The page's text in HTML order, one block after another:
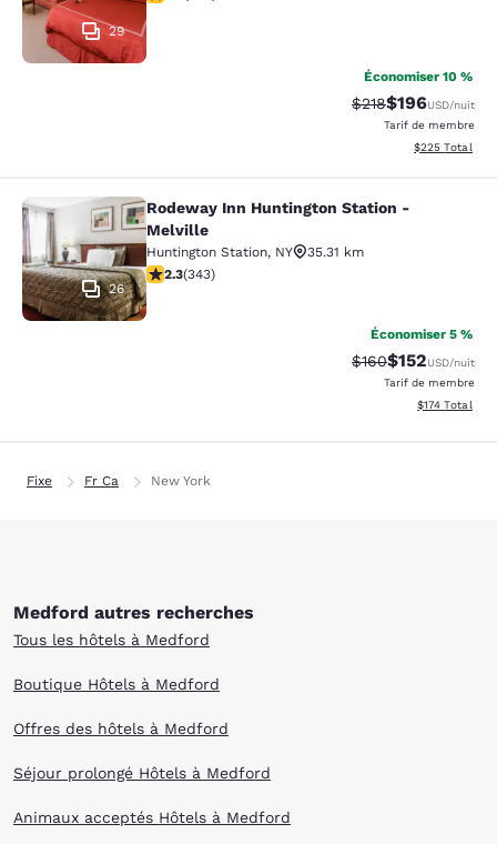
29
Économiser 10 %
Tarif barré :
$218Tarif réduit :
$196USD/nuit
Tarif de membre
Afficher les
$225 Total
Rodeway Inn Huntington Station -
26
Rodeway Inn Huntington Station -
Melville
Huntington Station, NY
35.31 km
2.25 étoiles. Moyen. 343 commentaires
2.3(343)
Économiser 5 %
Tarif barré :
$160Tarif réduit :
$152USD/nuit
Tarif de membre
Afficher les
$174 Total
Fixe Fr Ca New York
Medford autres recherches
Tous les hôtels à Medford
Boutique Hôtels à Medford
Offres des hôtels à Medford
Séjour prolongé Hôtels à Medford
Animaux acceptés Hôtels à Medford